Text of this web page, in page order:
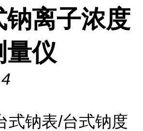
钠离子浓度
量仪
式钠表/台式钠度